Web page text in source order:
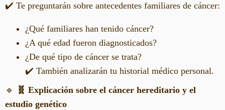
✔️ Te preguntarán sobre antecedentes familiares de cáncer:
¿Qué familiares han tenido cáncer?
¿A qué edad fueron diagnosticados?
¿De qué tipo de cáncer se trata?
✔️ También analizarán tu historial médico personal.
🔹
🧬 Explicación sobre el cáncer hereditario y el
estudio genético